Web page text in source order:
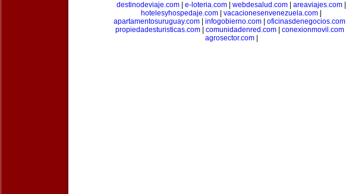
destinodeviaje.com
e-loteria.com webdesalud.com areaviajes.com
hotelesyhospedaje.com
vacacionesenvenezuela.com
apartamentosuruguay.com
infogobierno.com oficinasdenegocios.com
propiedadesturisticas.com| comunidadenred.com| conexionmovil.com|
agrosector.com|